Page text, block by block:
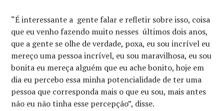
“É interessante a gente falar e refletir sobre isso, coisa
que eu venho fazendo muito nesses últimos dois anos,
que a gente se olhe de verdade, poxa, eu sou incrível eu
mereço uma pessoa incrível, eu sou maravilhosa, eu sou
bonita eu mereça alguém que eu ache bonito, hoje em
dia eu percebo essa minha potencialidade de ter uma
pessoa que corresponda mais o que eu sou, mais antes
não eu não tinha esse percepção”, disse.